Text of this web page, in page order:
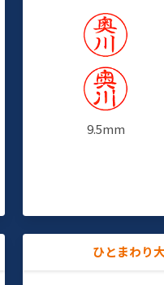
9.5mm
ひとまわり